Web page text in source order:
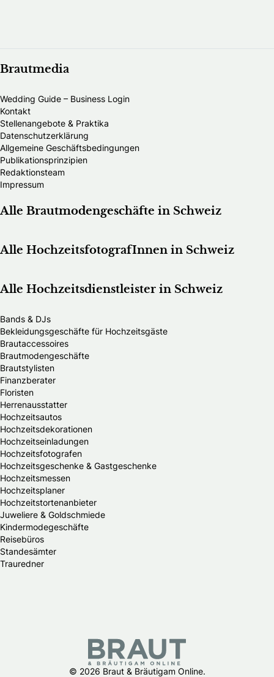
Brautmedia
Wedding Guide – Business Login
Kontakt
Stellenangebote & Praktika
Datenschutzerklärung
Allgemeine Geschäftsbedingungen
Publikationsprinzipien
Redaktionsteam
Impressum
Alle Brautmodengeschäfte in Schweiz
Alle HochzeitsfotografInnen in Schweiz
Alle Hochzeitsdienstleister in Schweiz
Bands & DJs
Bekleidungsgeschäfte für Hochzeitsgäste
Brautaccessoires
Brautmodengeschäfte
Brautstylisten
Finanzberater
Floristen
Herrenausstatter
Hochzeitsautos
Hochzeitsdekorationen
Hochzeitseinladungen
Hochzeitsfotografen
Hochzeitsgeschenke & Gastgeschenke
Hochzeitsmessen
Hochzeitsplaner
Hochzeitstortenanbieter
Juweliere & Goldschmiede
Kindermodegeschäfte
Reisebüros
Standesämter
Trauredner
© 2026 Braut & Bräutigam Online.